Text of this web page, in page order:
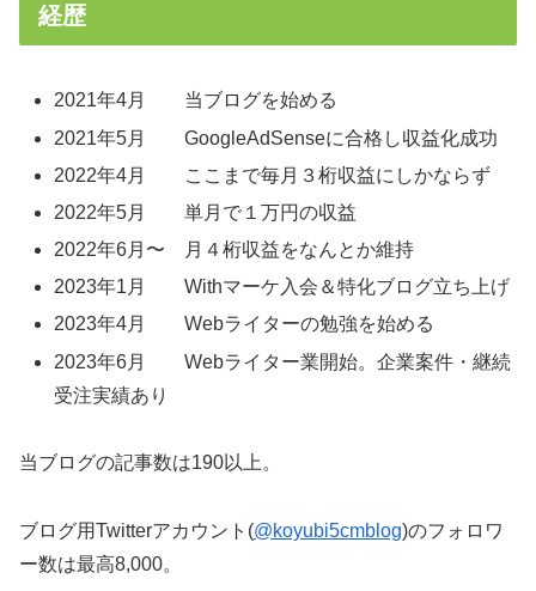
経歴
2021年4月 当ブログを始める
2021年5月 GoogleAdSenseに合格し収益化成功
2022年4月 ここまで毎月３桁収益にしかならず
2022年5月 単月で１万円の収益
2022年6月〜 月４桁収益をなんとか維持
2023年1月 Withマーケ入会＆特化ブログ立ち上げ
2023年4月 Webライターの勉強を始める
2023年6月 Webライター業開始。企業案件・継続
受注実績あり
当ブログの記事数は190以上。
ブログ用Twitterアカウント(@koyubi5cmblog)のフォロワ
ー数は最高8,000。